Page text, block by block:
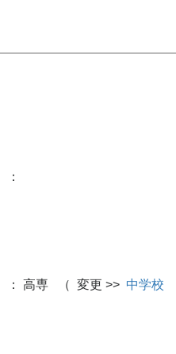
：
： 高専 （ 変更 >> 中学校